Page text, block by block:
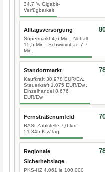
34,7 % Gigabit-
Verfügbarkeit
Alltagsversorgung
Supermarkt 4,6 Min., Notfall
15,5 Min., Schwimmbad 7,7
Min.
80
Standortmarkt
Kaufkraft 30.978 EUR/Ew.,
Steuerkraft 1.075 EUR/Ew.,
Einzelhandel 8.676
EUR/Ew.
78
Fernstraßenumfeld
BASt-Zählstelle 7,0 km,
51.345 Kfz/Tag
70
Regionale
Sicherheitslage
PKS-HZ 4.061 je 100.000
78